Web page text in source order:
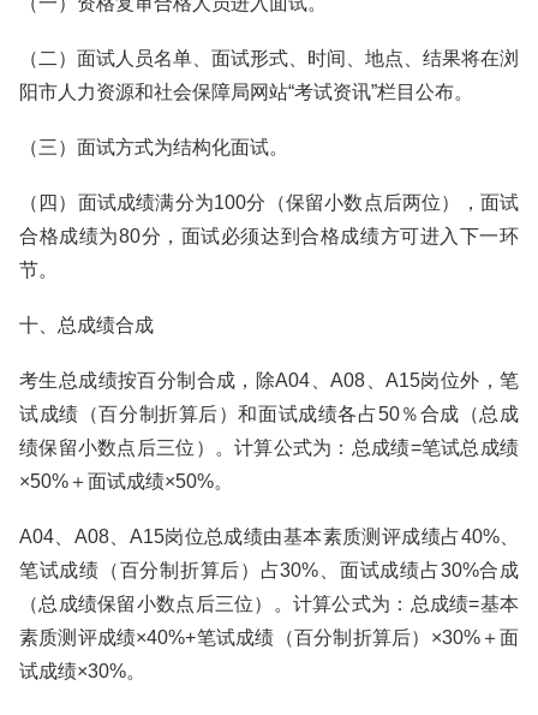
（二）面试人员名单、面试形式、时间、地点、结果将在浏
阳市人力资源和社会保障局网站“考试资讯”栏目公布。
（三）面试方式为结构化面试。
（四）面试成绩满分为100分（保留小数点后两位），面试
合格成绩为80分，面试必须达到合格成绩方可进入下一环
节。
十、总成绩合成
考生总成绩按百分制合成，除A04、A08、A15岗位外，笔
试成绩（百分制折算后）和面试成绩各占50％合成（总成
绩保留小数点后三位）。计算公式为：总成绩=笔试总成绩
×50%＋面试成绩×50%。
A04、A08、A15岗位总成绩由基本素质测评成绩占40%、
笔试成绩（百分制折算后）占30%、面试成绩占30%合成
（总成绩保留小数点后三位）。计算公式为：总成绩=基本
素质测评成绩×40%+笔试成绩（百分制折算后）×30%＋面
试成绩×30%。